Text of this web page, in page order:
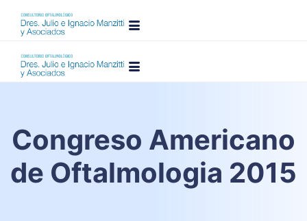
Congreso Americano
de Oftalmologia 2015